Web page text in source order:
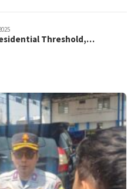
Threshold,…